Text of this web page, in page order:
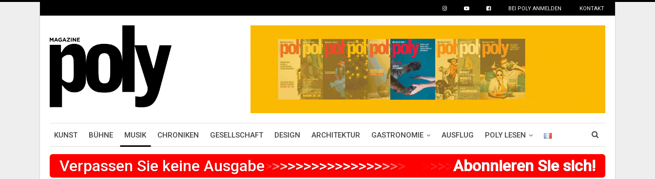
BEI POLY ANMELDEN KONTAKT
KUNST BÜHNE MUSIK CHRONIKEN GESELLSCHAFT DESIGN ARCHITEKTUR GASTRONOMIE AUSFLUG POLY LESEN
Verpassen Sie keine Ausgabe>>>>>>>>>>>>>>>>>> >>> >>> >>>>
Abonnieren Sie sich!